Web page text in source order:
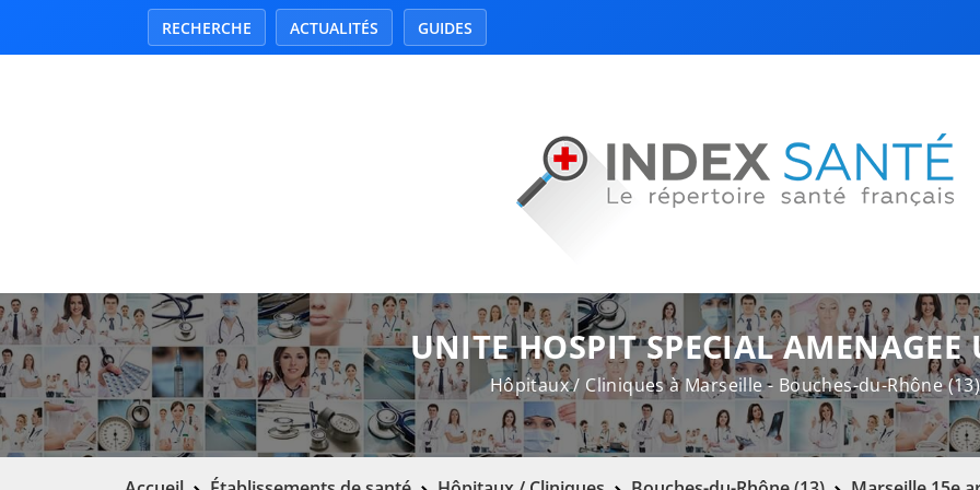
RECHERCHE ACTUALITÉS GUIDES
UNITE HOSPIT SPECIAL AMENAGEE
Hôpitaux / Cliniques à Marseille - Bouches-du-Rhône (13)